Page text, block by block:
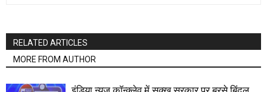
RELATED ARTICLES
MORE FROM AUTHOR